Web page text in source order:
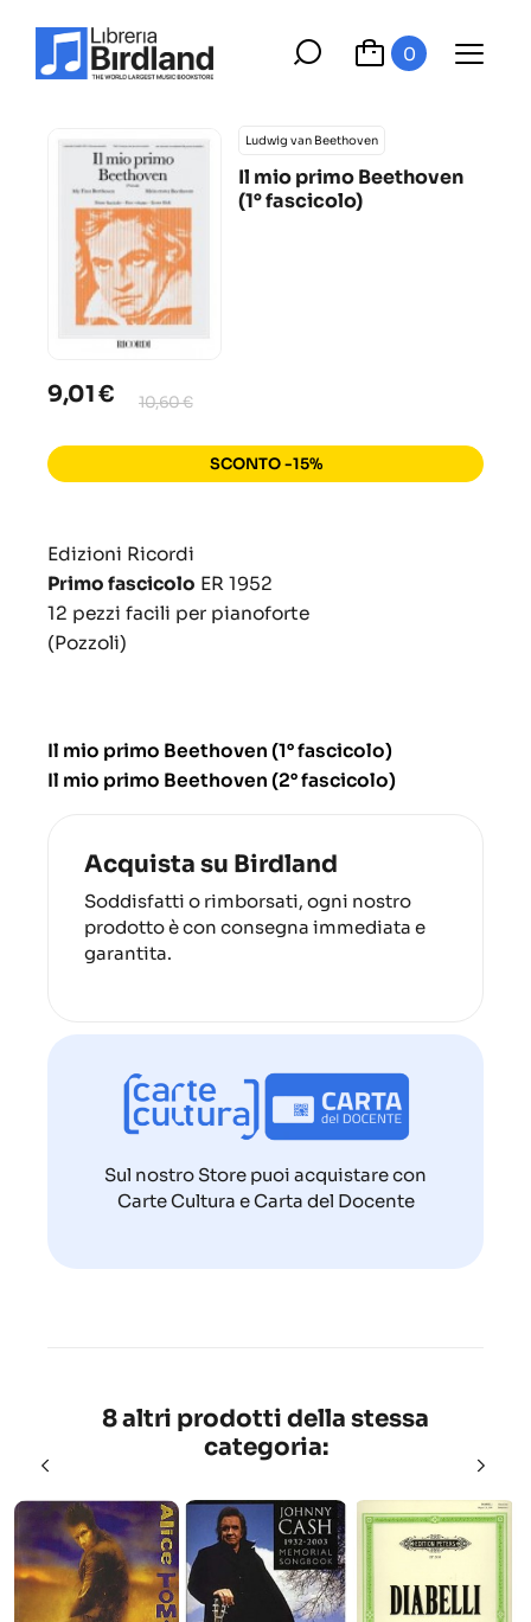
0
Ludwig van Beethoven
Il mio primo Beethoven
(1° fascicolo)
9,01 € 10,60 €
SCONTO -15%
Edizioni Ricordi
Primo fascicolo ER 1952
12 pezzi facili per pianoforte
(Pozzoli)
Il mio primo Beethoven (1° fascicolo)
Il mio primo Beethoven (2° fascicolo)
Acquista su Birdland
Soddisfatti o rimborsati, ogni nostro
prodotto è con consegna immediata e
garantita.
Sul nostro Store puoi acquistare con
Carte Cultura e Carta del Docente
8 altri prodotti della stessa
categoria: